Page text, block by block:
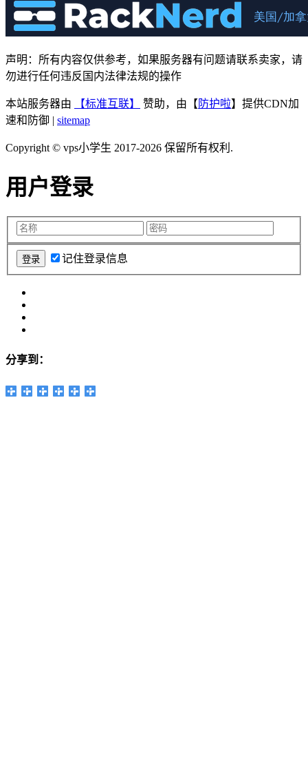
声明：所有内容仅供参考，如果服务器有问题请联系卖家，请
勿进行任何违反国内法律法规的操作
本站服务器由 【标准互联】 赞助，由【 防护啦】提供CDN加
速和防御 | sitemap
Copyright © vps小学生 2017-2026 保留所有权利.
用户登录
记住登录信息
分享到：